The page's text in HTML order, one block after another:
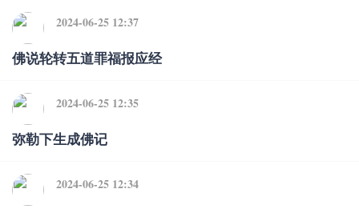
2024-06-25 12:37
佛说轮转五道罪福报应经
2024-06-25 12:35
弥勒下生成佛记
2024-06-25 12:34